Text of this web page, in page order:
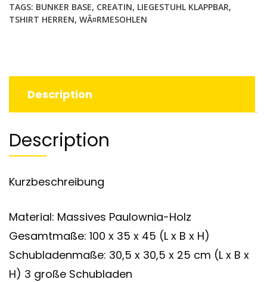
TAGS: BUNKER BASE, CREATIN, LIEGESTUHL KLAPPBAR,
TSHIRT HERREN, WÃ¤RMESOHLEN
Description
Description
Kurzbeschreibung
Material: Massives Paulownia-Holz
Gesamtmaße: 100 x 35 x 45 (L x B x H)
Schubladenmaße: 30,5 x 30,5 x 25 cm (L x B x
H) 3 große Schubladen